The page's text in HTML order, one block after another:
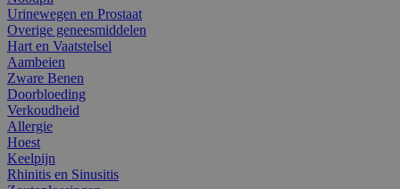
Urinewegen en Prostaat
Overige geneesmiddelen
Hart en Vaatstelsel
Aambeien
Zware Benen
Doorbloeding
Verkoudheid
Allergie
Hoest
Keelpijn
Rhinitis en Sinusitis